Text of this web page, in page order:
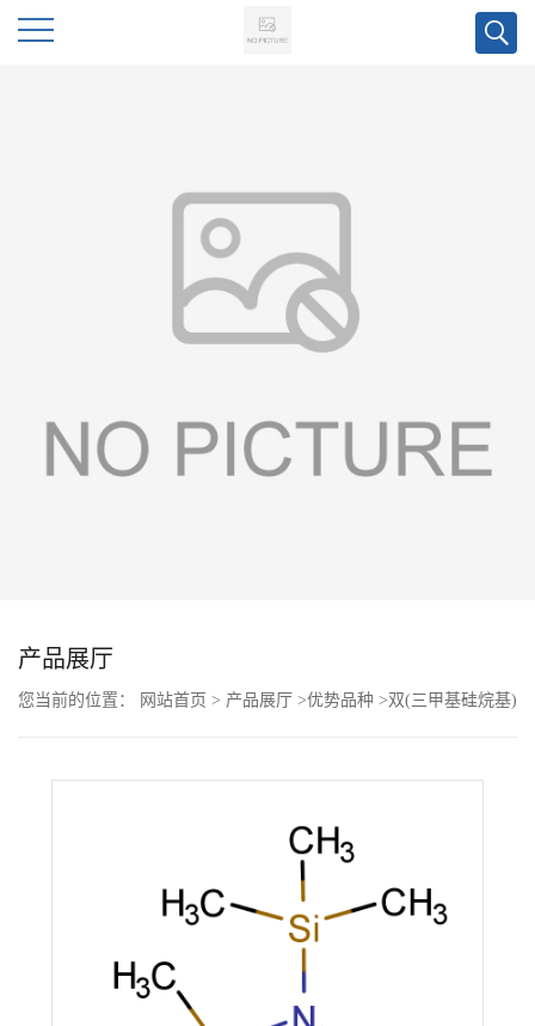
动
产品展厅
您当前的位置： 网站首页 > 产品展厅 >优势品种 >双(三甲基硅烷基)